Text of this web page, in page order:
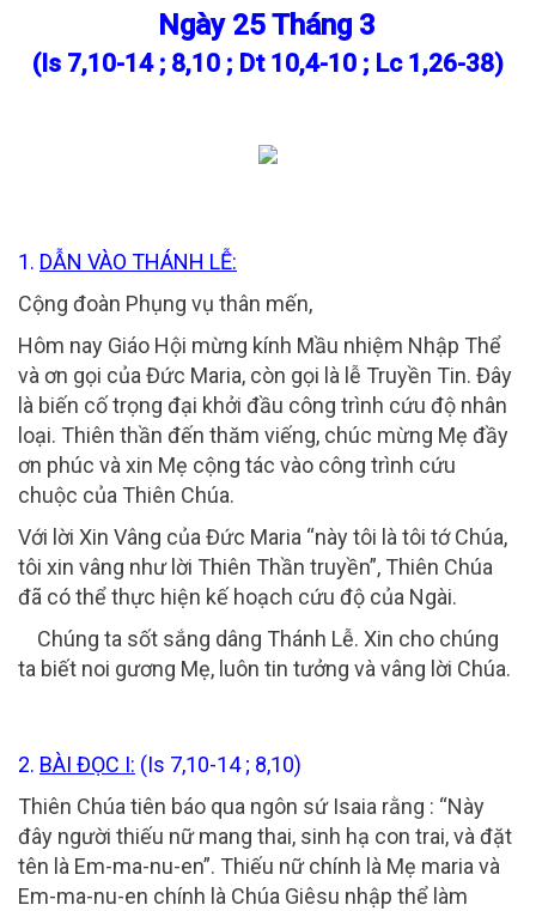
Ngày 25 Tháng 3
(Is 7,10-14 ; 8,10 ; Dt 10,4-10 ; Lc 1,26-38)
1. DẪN VÀO THÁNH LỄ:
Cộng đoàn Phụng vụ thân mến,
Hôm nay Giáo Hội mừng kính Mầu nhiệm Nhập Thể
và ơn gọi của Đức Maria, còn gọi là lễ Truyền Tin. Đây
là biến cố trọng đại khởi đầu công trình cứu độ nhân
loại. Thiên thần đến thăm viếng, chúc mừng Mẹ đầy
ơn phúc và xin Mẹ cộng tác vào công trình cứu
chuộc của Thiên Chúa.
Với lời Xin Vâng của Đức Maria “này tôi là tôi tớ Chúa,
tôi xin vâng như lời Thiên Thần truyền”, Thiên Chúa
đã có thể thực hiện kế hoạch cứu độ của Ngài.
Chúng ta sốt sắng dâng Thánh Lễ. Xin cho chúng
ta biết noi gương Mẹ, luôn tin tưởng và vâng lời Chúa.
2. BÀI ĐỌC I: (Is 7,10-14 ; 8,10)
Thiên Chúa tiên báo qua ngôn sứ Isaia rằng : “Này
đây người thiếu nữ mang thai, sinh hạ con trai, và đặt
tên là Em-ma-nu-en”. Thiếu nữ chính là Mẹ maria và
Em-ma-nu-en chính là Chúa Giêsu nhập thể làm